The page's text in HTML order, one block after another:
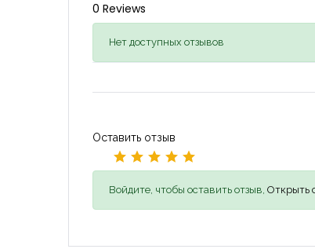
0 Reviews
Нет доступных отзывов
Оставить отзыв
Войдите, чтобы оставить отзыв, Открыть